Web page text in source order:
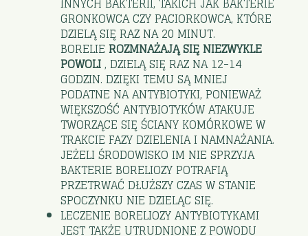
GRONKOWCA CZY PACIORKOWCA, KTÓRE
DZIELĄ SIĘ RAZ NA 20 MINUT.
BORELIE ROZMNAŻAJĄ SIĘ NIEZWYKLE
POWOLI, DZIELĄ SIĘ RAZ NA 12-14
GODZIN. DZIĘKI TEMU SĄ MNIEJ
PODATNE NA ANTYBIOTYKI, PONIEWAŻ
WIĘKSZOŚĆ ANTYBIOTYKÓW ATAKUJE
TWORZĄCE SIĘ ŚCIANY KOMÓRKOWE W
TRAKCIE FAZY DZIELENIA I NAMNAŻANIA.
JEŻELI ŚRODOWISKO IM NIE SPRZYJA
BAKTERIE BORELIOZY POTRAFIĄ
PRZETRWAĆ DŁUŻSZY CZAS W STANIE
SPOCZYNKU NIE DZIELĄC SIĘ.
LECZENIE BORELIOZY ANTYBIOTYKAMI
JEST TAKŻE UTRUDNIONE Z POWODU